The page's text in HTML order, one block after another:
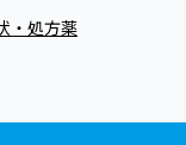
・処方薬